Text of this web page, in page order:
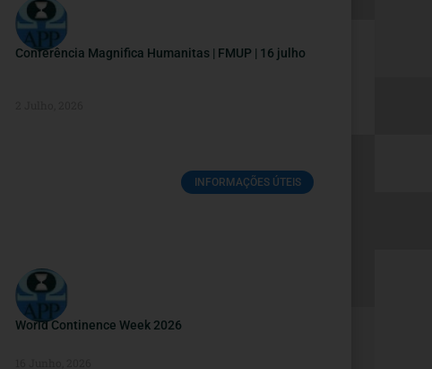
Conferência Magnifica Humanitas | FMUP | 16 julho
INFORMAÇÕES ÚTEIS
World Continence Week 2026